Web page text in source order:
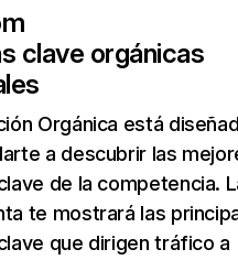
clave orgánicas
Orgánica está
a descubrir las
de la competencia.
te mostrará las
que dirigen tráfico a